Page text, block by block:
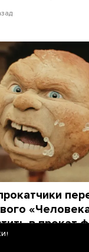
в прокат